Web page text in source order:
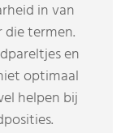
in van
termen.
en
optimaal
helpen bij